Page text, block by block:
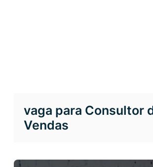
vaga para Consultor
Vendas